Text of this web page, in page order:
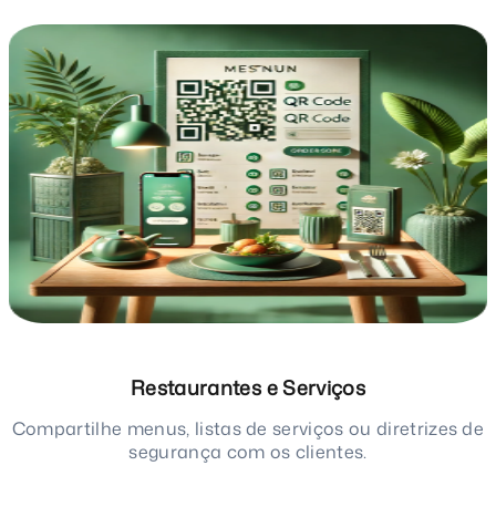
Restaurantes e Serviços
Compartilhe menus, listas de serviços ou diretrizes de
segurança com os clientes.